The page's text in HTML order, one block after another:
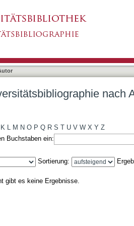
nach
K L M N O P Q R S T U V W X Y Z
Buchstaben ein:
Sortierung:
gibt es keine Ergebnisse.